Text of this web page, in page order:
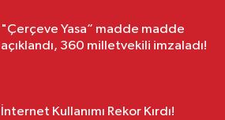
"Çerçeve Yasa” madde madde
açıklandı, 360 milletvekili imzaladı!
İnternet Kullanımı Rekor Kırdı!